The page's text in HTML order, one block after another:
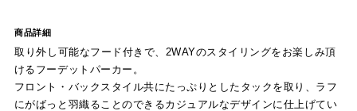
商品詳細
取り外し可能なフード付きで、2WAYのスタイリングをお楽しみ頂
けるフーデットパーカー。
フロント・バックスタイル共にたっぷりとしたタックを取り、ラフ
にがばっと羽織ることのできるカジュアルなデザインに仕上げてい